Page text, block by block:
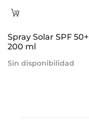
Leer
Spray Solar SPF 50+
200 ml
Sin disponibilidad